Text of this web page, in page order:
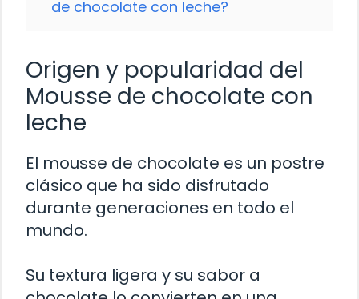
de chocolate con leche?
Origen y popularidad del
Mousse de chocolate con
leche
El mousse de chocolate es un postre
clásico que ha sido disfrutado
durante generaciones en todo el
mundo.
Su textura ligera y su sabor a